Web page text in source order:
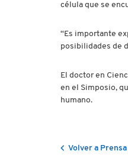
célula que se
“Es importante
posibilidades de
El doctor en
en el Simposio,
humano.
Volver a Prensa